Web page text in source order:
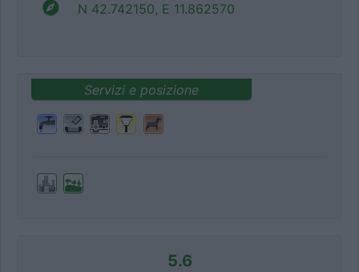
N 42.742150, E 11.862570
Servizi e posizione
5.6